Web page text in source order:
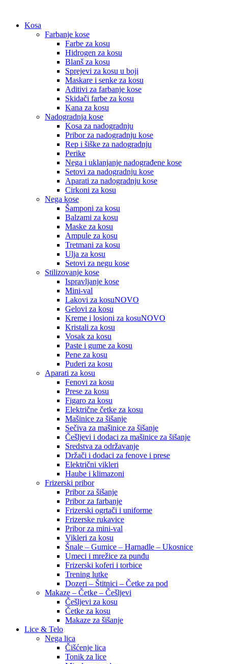
Kosa
Farbanje kose
Farbe za kosu
Hidrogen za kosu
Blanš za kosu
Sprejevi za kosu u boji
Maskare i senke za kosu
Aditivi za farbanje kose
Skidači farbe za kosu
Kana za kosu
Nadogradnja kose
Kosa za nadogradnju
Pribor za nadogradnju kose
Rep i šiške za nadogradnju
Perike
Nega i uklanjanje nadograđene kose
Setovi za nadogradnju kose
Aparati za nadogradnju kose
Cirkoni za kosu
Nega kose
Šamponi za kosu
Balzami za kosu
Maske za kosu
Ampule za kosu
Tretmani za kosu
Ulja za kosu
Setovi za negu kose
Stilizovanje kose
Ispravljanje kose
Mini-val
Lakovi za kosuNOVO
Gelovi za kosu
Kreme i losioni za kosuNOVO
Kristali za kosu
Vosak za kosu
Paste i gume za kosu
Pene za kosu
Puderi za kosu
Aparati za kosu
Fenovi za kosu
Prese za kosu
Figaro za kosu
Električne četke za kosu
Mašinice za šišanje
Sečiva za mašinice za šišanje
Češljevi i dodaci za mašinice za šišanje
Sredstva za održavanje
Držači i dodaci za fenove i prese
Električni vikleri
Haube i klimazoni
Frizerski pribor
Pribor za šišanje
Pribor za farbanje
Frizerski ogrtači i uniforme
Frizerske rukavice
Pribor za mini-val
Vikleri za kosu
Šnale – Gumice – Harnadle – Ukosnice
Umeci i mrežice za punđu
Frizerski koferi i torbice
Trening lutke
Dozeri – Štitnici – Četke za pod
Makaze – Četke – Češljevi
Češljevi za kosu
Četke za kosu
Makaze za šišanje
Lice & Telo
Nega lica
Čišćenje lica
Tonik za lice